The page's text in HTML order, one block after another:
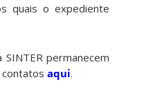
quais o expediente
permanecem
contatosaqui.